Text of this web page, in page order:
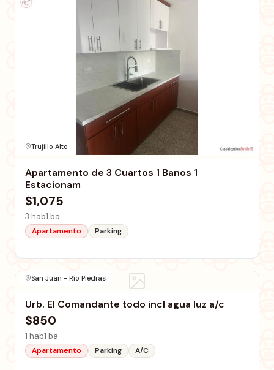
Trujillo Alto
Apartamento de 3 Cuartos 1 Banos 1
Estacionam
$1,075
3 hab1 ba
Apartamento Parking
San Juan - Río Piedras
Urb. El Comandante todo incl agua luz a/c
$850
1 hab1 ba
Apartamento Parking A/C